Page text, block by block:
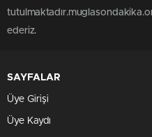
ederiz.
SAYFALAR
Üye Girişi
Üye Kaydı